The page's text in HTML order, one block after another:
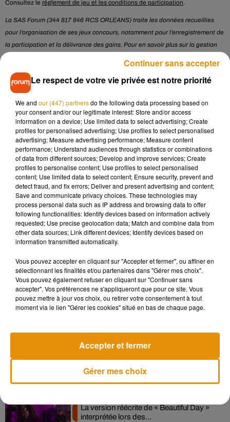
Consultez le règlement de jeu et les conditions de participation.
La SAS Forum (344 817 846 RCS ORLEANS) traite les données recueillies
pour l’organisation de ses jeux concours, notamment pour l’enregistrement de
la participation et la délivrance des gains. Pour en savoir plus sur la gestion
* Champ obligatoire
Le jeu est terminé
Musique
7 août 2026
Madonna sort enfin le remix de « Love
Sensation » avec Kylie Minogue
7 août 2026
Angèle et Amélie Lens dévoilent leur
collaboration tant attendue
« Loups Garous » pour son...
La version réécrite de « Beautiful Day »
interprétée lors des...
Le respect de votre vie privée est notre priorité
We and our (447) partnersdo the following data processing based on
your consent and/or our legitimate interest: Store and/or access
information on a device; Use limited data to select advertising; Create
profiles for personalised advertising; Use profiles to select personalised
advertising; Measure advertising performance; Measure content
performance; Understand audiences through statistics or combinations
of data from different sources; Develop and improve services; Create
profiles to personalise content; Use profiles to select personalised
content; Use limited data to select content; Ensure security, prevent and
detect fraud, and fix errors; Deliver and present advertising and content;
Save and communicate privacy choices. These technologies may
process personal data such as IP address and browsing data to offer
following functionalities: Identify devices based on information actively
requested; Use precise geolocation data; Match and combine data from
other data sources; Link different devices; Identify devices based on
information transmitted automatically.
Vous pouvez accepter en cliquant sur "Accepter et fermer", ou affiner en
sélectionnant les finalités et/ou partenaires dans "Gérer mes choix".
Vous pouvez également refuser en cliquant sur "Continuer sans
accepter". Vos préférences ne s'appliqueront que pour ce site. Vous
pouvez mettre à jour vos choix, ou retirer votre consentement à tout
moment via le lien "Gérer les cookies" situé en bas de chaque page.
Gérer mes choix
Accepter et fermer
Continuer sans accepter